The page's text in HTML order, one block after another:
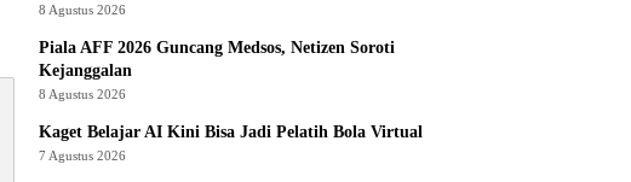
8 Agustus 2026
Piala AFF 2026 Guncang Medsos, Netizen Soroti
Kejanggalan
8 Agustus 2026
Kaget Belajar AI Kini Bisa Jadi Pelatih Bola Virtual
7 Agustus 2026